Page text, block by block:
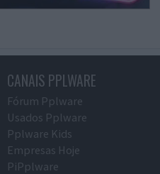
CANAIS PPLWARE
Fórum Pplware
Usados Pplware
Pplware Kids
Empresas Hoje
PiPplware